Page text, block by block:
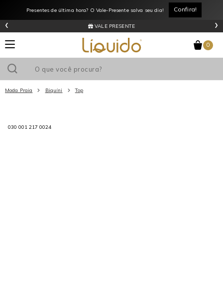
Presentes de última hora? O Vale-Presente salva seu dia! Confira!
VALE PRESENTE
‹ ›
0
Moda Praia Biquíni Top
030 001 217 0024